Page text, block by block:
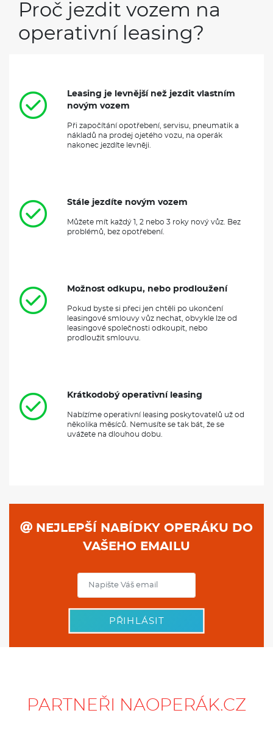
Proč jezdit vozem na
operativní leasing?
Leasing je levnější než jezdit vlastním
novým vozem
Při započítání opotřebení, servisu, pneumatik a
nákladů na prodej ojetého vozu, na operák
nakonec jezdíte levněji.
Stále jezdíte novým vozem
Můžete mít každý 1, 2 nebo 3 roky nový vůz. Bez
problémů, bez opotřebení.
Možnost odkupu, nebo prodloužení
Pokud byste si přeci jen chtěli po ukončení
leasingové smlouvy vůz nechat, obvykle lze od
leasingové společnosti odkoupit, nebo
prodloužit smlouvu.
Krátkodobý operativní leasing
Nabízíme operativní leasing poskytovatelů už od
několika měsíců. Nemusíte se tak bát, že se
uvážete na dlouhou dobu.
NEJLEPŠÍ NABÍDKY OPERÁKU DO
VAŠEHO EMAILU
PŘIHLÁSIT
PARTNEŘI NAOPERÁK.CZ